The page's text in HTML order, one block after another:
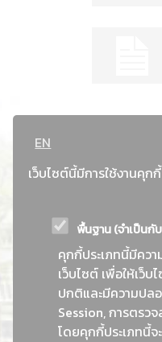
EN
เว็บไซต์นี้มีการใช้งานคุกกี้
พื้นฐาน (จำเป็นกั
คุกกี้ประเภทนี้มีคว
เว็บไซต์ เพื่อให้เว็บ
ปกติและมีความปล
Session, การตรว
โดยคุกกี้ประเภทนี้
ที่อยู่ :
กรุงเทพ
ป
การยาสูบแ
อ.อุทัย